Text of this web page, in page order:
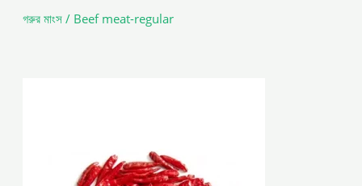
গরুর মাংস / Beef meat-regular